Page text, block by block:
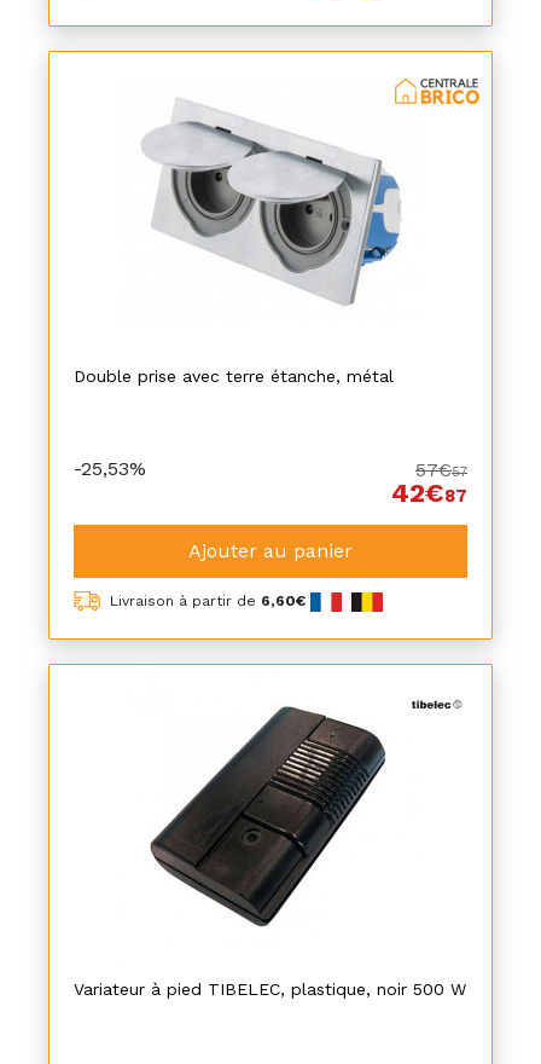
Double prise avec terre étanche, métal
-25,53% 57€57
42€87
Ajouter au panier
Livraison à partir de 6,60€
Variateur à pied TIBELEC, plastique, noir 500 W